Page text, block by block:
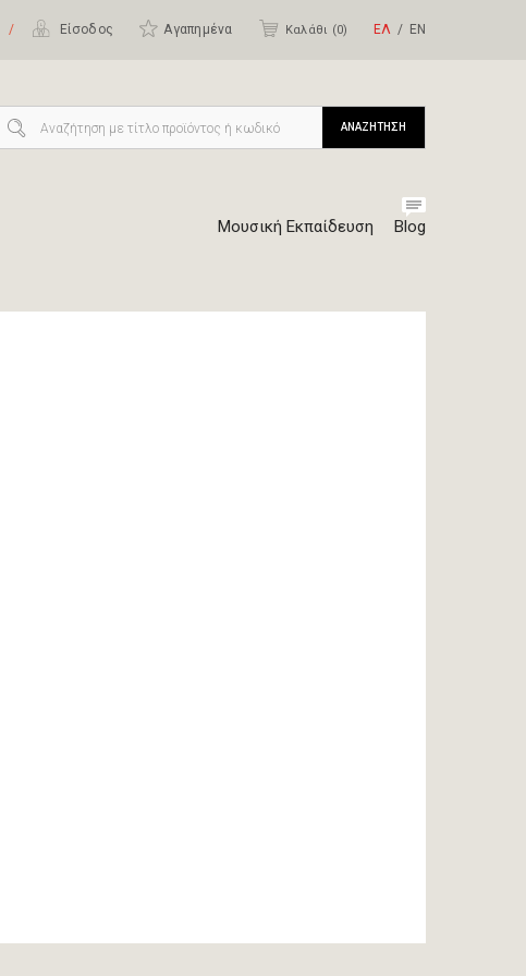
/ Είσοδος Αγαπημένα Καλάθι (0) ΕΛ ΕΝ
Μουσική Εκπαίδευση Blog
ΑΝΑΖΗΤΗΣΗ